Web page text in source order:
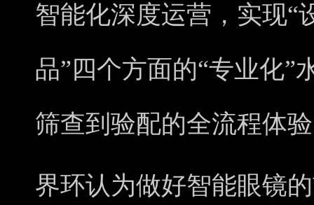
智能化深度运营，实现“
品”四个方面的“专业化”
筛查到验配的全流程体
界环认为做好智能眼镜